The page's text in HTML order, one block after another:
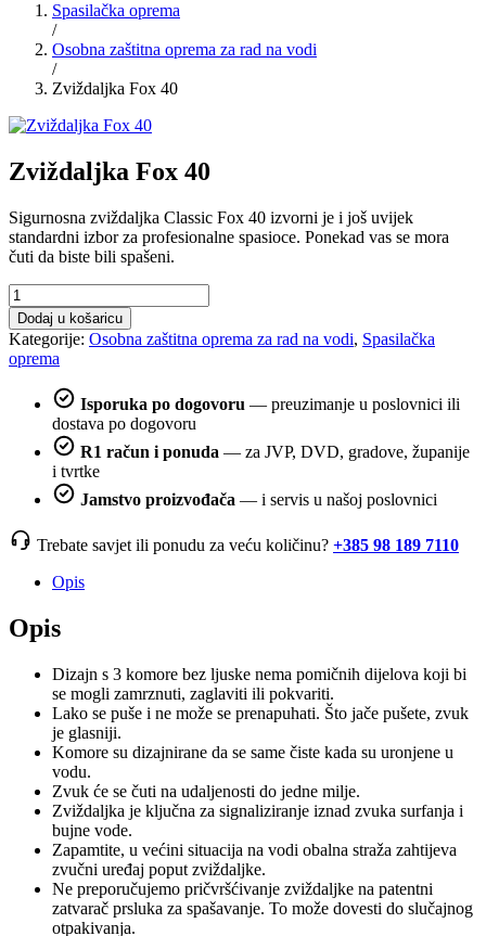
Spasilačka oprema
/
Osobna zaštitna oprema za rad na vodi
/
Zviždaljka Fox 40
Zviždaljka Fox 40
Sigurnosna zviždaljka Classic Fox 40 izvorni je i još uvijek
standardni izbor za profesionalne spasioce. Ponekad vas se mora
čuti da biste bili spašeni.
Zviždaljka
Fox
40
količina
Dodaj u košaricu
Kategorije: Osobna zaštitna oprema za rad na vodi, Spasilačka
oprema
Isporuka po dogovoru — preuzimanje u poslovnici ili
dostava po dogovoru
R1 račun i ponuda — za JVP, DVD, gradove, županije
i tvrtke
Jamstvo proizvođača — i servis u našoj poslovnici
Trebate savjet ili ponudu za veću količinu? +385 98 189 7110
Opis
Opis
Dizajn s 3 komore bez ljuske nema pomičnih dijelova koji bi
se mogli zamrznuti, zaglaviti ili pokvariti.
Lako se puše i ne može se prenapuhati. Što jače pušete, zvuk
je glasniji.
Komore su dizajnirane da se same čiste kada su uronjene u
vodu.
Zvuk će se čuti na udaljenosti do jedne milje.
Zviždaljka je ključna za signaliziranje iznad zvuka surfanja i
bujne vode.
Zapamtite, u većini situacija na vodi obalna straža zahtijeva
zvučni uređaj poput zviždaljke.
Ne preporučujemo pričvršćivanje zviždaljke na patentni
zatvarač prsluka za spašavanje. To može dovesti do slučajnog
otpakivanja.